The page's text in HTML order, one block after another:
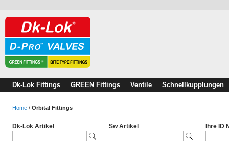
Dk-Lok Fittings GREEN Fittings Ventile Schnellkupplungen
Home / Orbital Fittings
Dk-Lok Artikel Sw Artikel Ihre ID